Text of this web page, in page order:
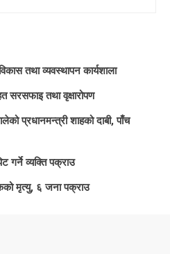
तथा व्यवस्थापन कार्यशाला
सरसफाइ तथा वृक्षारोपण
प्रधानमन्त्री शाहको दाबी, पाँच
गर्ने व्यक्ति पक्राउ
मृत्यु, ६ जना पक्राउ